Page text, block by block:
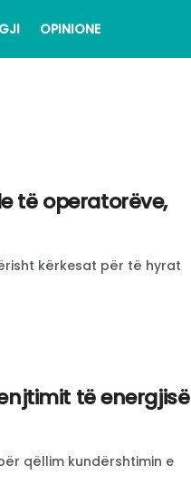
OPINIONE
të operatorëve,
kërkesat për të hyrat
të energjisë
qëllim kundërshtimin e